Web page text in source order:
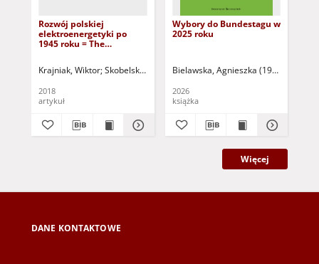
Rozwój polskiej
elektroenergetyki po
1945 roku = The
after 1945
Krajniak, Wiktor Skobelski, Robert (1968- ) - red.
2018
artykuł
Wybory do Bundestagu w
2025 roku
Bielawska, Agnieszka (1977- )
2026
książka
Więcej
DANE KONTAKTOWE